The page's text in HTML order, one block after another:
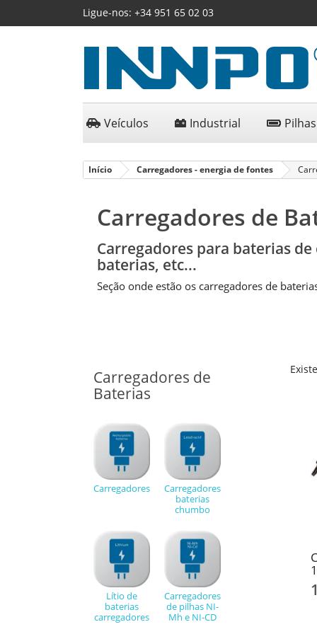
Ligue-nos: +34 951 65 02 03
Veículos Industrial Pilhas
Início Carregadores - energia de fontes
Carregadores de
Carregadores para baterias
baterias, etc...
Seção onde estão os carregadores de
Carregadores de
Baterias
Carregadores
Carregadores
baterias
chumbo
Lítio de
baterias
carregadores
Carregadores
de pilhas NI-
Mh e NI-CD